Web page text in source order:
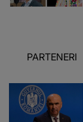
PARTENERI